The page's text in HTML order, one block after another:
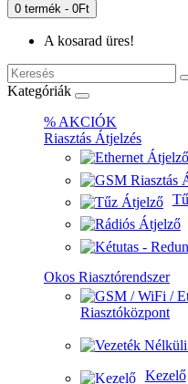
0 termék - 0Ft
A kosarad üres!
Kategóriák
% AKCIÓK
Riasztás Átjelzés
Okos Riasztórendszer
Kezelő